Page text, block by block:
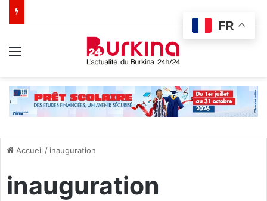
Accueil / inauguration
inauguration
FR